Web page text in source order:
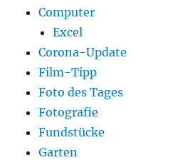
Computer
Excel
Corona-Update
Film-Tipp
Foto des Tages
Fotografie
Fundstücke
Garten